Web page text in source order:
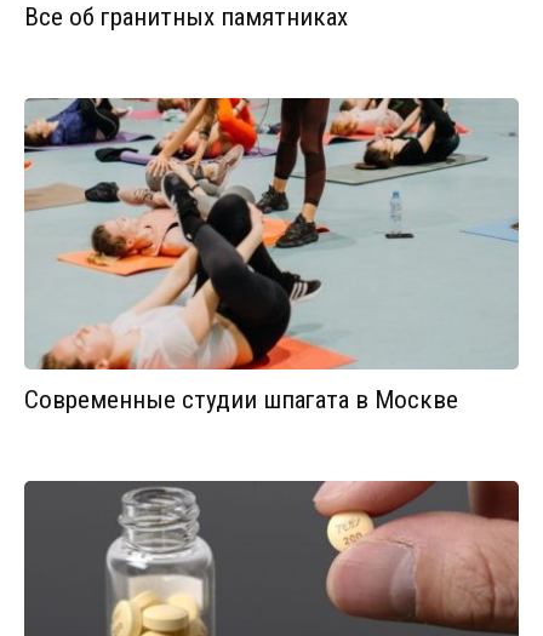
Все об гранитных памятниках
Современные студии шпагата в Москве